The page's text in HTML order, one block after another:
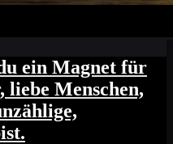
ein Magnet für
liebe Menschen,